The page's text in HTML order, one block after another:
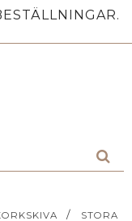
/
STORA